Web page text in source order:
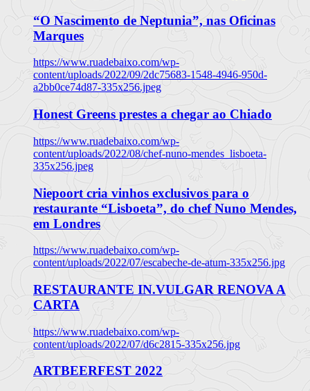
“O Nascimento de Neptunia”, nas Oficinas
Marques
https://www.ruadebaixo.com/wp-
content/uploads/2022/09/2dc75683-1548-4946-950d-
a2bb0ce74d87-335x256.jpeg
Honest Greens prestes a chegar ao Chiado
https://www.ruadebaixo.com/wp-
content/uploads/2022/08/chef-nuno-mendes_lisboeta-
335x256.jpeg
Niepoort cria vinhos exclusivos para o
restaurante “Lisboeta”, do chef Nuno Mendes,
em Londres
https://www.ruadebaixo.com/wp-
content/uploads/2022/07/escabeche-de-atum-335x256.jpg
RESTAURANTE IN.VULGAR RENOVA A
CARTA
https://www.ruadebaixo.com/wp-
content/uploads/2022/07/d6c2815-335x256.jpg
ARTBEERFEST 2022